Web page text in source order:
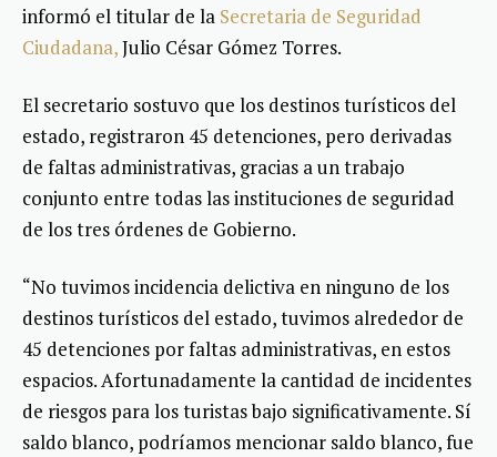
informó el titular de la Secretaria de Seguridad
Ciudadana,Julio César Gómez Torres.
El secretario sostuvo que los destinos turísticos del
estado, registraron 45 detenciones, pero derivadas
de faltas administrativas, gracias a un trabajo
conjunto entre todas las instituciones de seguridad
de los tres órdenes de Gobierno.
“No tuvimos incidencia delictiva en ninguno de los
destinos turísticos del estado, tuvimos alrededor de
45 detenciones por faltas administrativas, en estos
espacios. Afortunadamente la cantidad de incidentes
de riesgos para los turistas bajo significativamente. Sí
saldo blanco, podríamos mencionar saldo blanco, fue